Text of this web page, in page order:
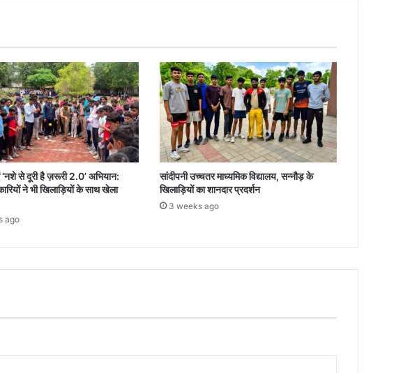
से दूरी है ज़रूरी 2.0’ अभियान:
ने भी खिलाड़ियों के साथ खेला
ago
सांदीपनी उच्चतर माध्यमिक विद्यालय, सन्नौड़ के
खिलाड़ियों का शानदार प्रदर्शन
3 weeks ago